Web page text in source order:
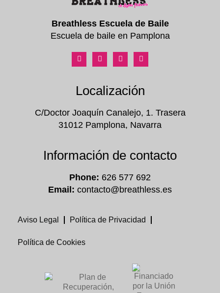
Breathless Escuela de Baile
Escuela de baile en Pamplona
Localización
C/Doctor Joaquín Canalejo, 1. Trasera
31012 Pamplona, Navarra
Información de contacto
Phone: 626 577 692
Email: contacto@breathless.es
Aviso Legal Política de Privacidad
Política de Cookies